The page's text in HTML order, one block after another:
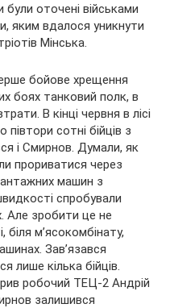
оточені військами
яким вдалося уникнути
Мінська.
бойове хрещення
боях танковий полк, в
В кінці червня в лісі
сотні бійців з
і Смирнов. Думали, як
прориватися через
машин з
спробували
Але зробити це не
м’ясокомбінату,
Зав’язався
лише кілька бійців.
робочий ТЕЦ-2 Андрій
залишився